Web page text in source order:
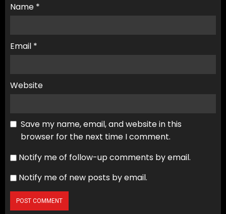
Name *
Email *
Website
Save my name, email, and website in this
browser for the next time I comment.
Notify me of follow-up comments by email.
Notify me of new posts by email.